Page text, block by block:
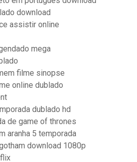
download
assistir online
mega
filme sinopse
online dublado
dublado hd
de game of thrones
aranha 5 temporada
download 1080p